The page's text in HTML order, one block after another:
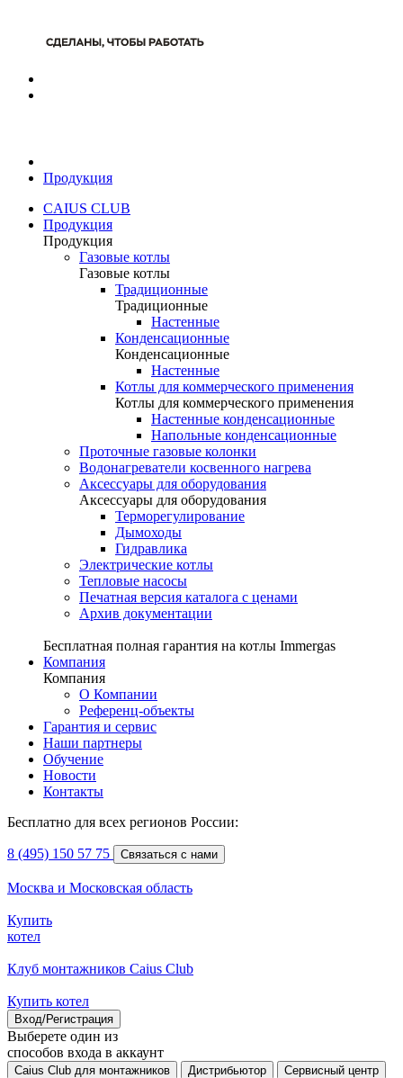
Продукция
CAIUS CLUB
Продукция
Продукция
Газовые котлы
Газовые котлы
Традиционные
Традиционные
Настенные
Конденсационные
Конденсационные
Настенные
Котлы для коммерческого применения
Котлы для коммерческого применения
Настенные конденсационные
Напольные конденсационные
Проточные газовые колонки
Водонагреватели косвенного нагрева
Аксессуары для оборудования
Аксессуары для оборудования
Терморегулирование
Дымоходы
Гидравлика
Электрические котлы
Тепловые насосы
Печатная версия каталога с ценами
Архив документации
Бесплатная полная гарантия на котлы Immergas
Компания
Компания
О Компании
Референц-объекты
Гарантия и сервис
Наши партнеры
Обучение
Новости
Контакты
Бесплатно для всех регионов России:
8 (495) 150 57 75 Связаться с нами
Москва и Московская область
Купить
котел
Клуб монтажников Caius Club
Купить котел
Вход/Регистрация
Выберете один из
способов входа в аккаунт
Caius Club для монтажников Дистрибьютор Сервисный центр